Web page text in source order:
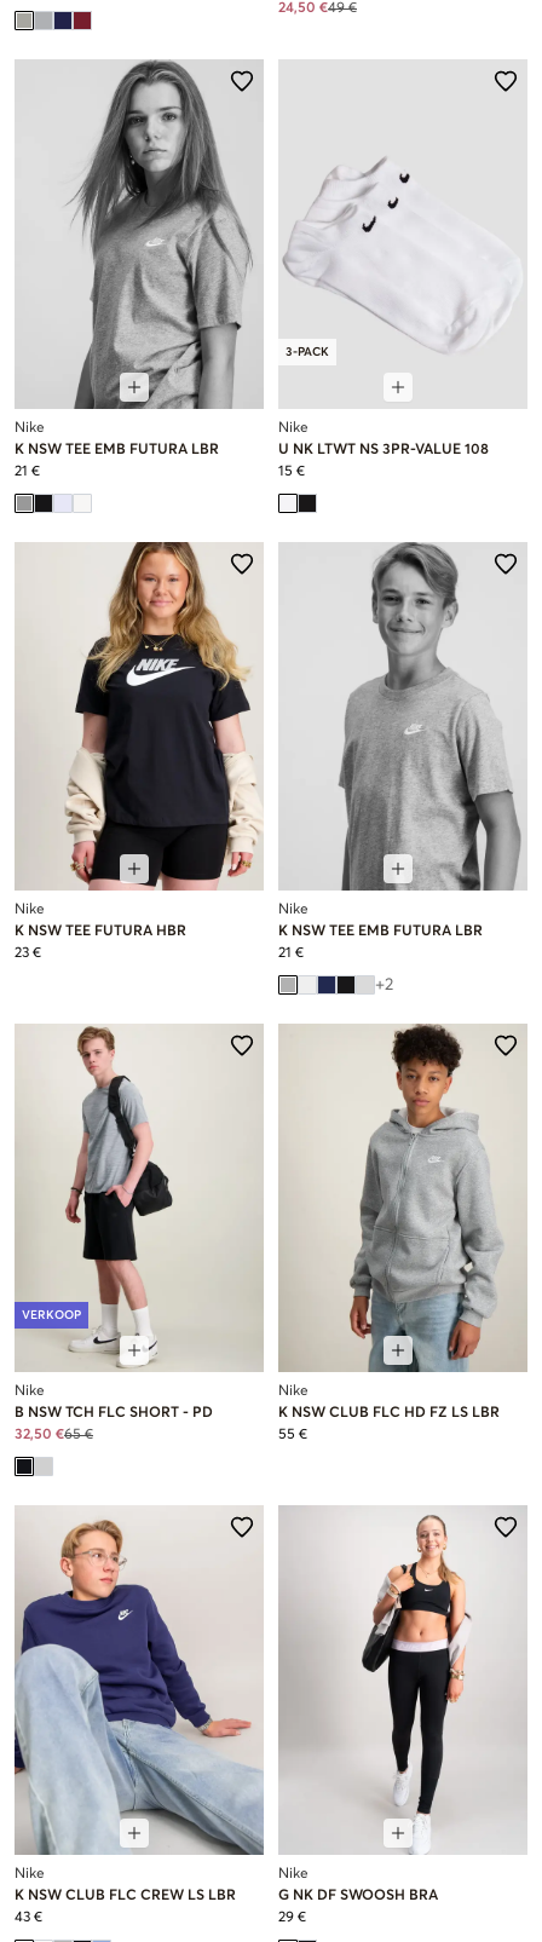
24,50 €49 €
Nike
K NSW TEE EMB FUTURA LBR
21 €
3-PACK
Nike
U NK LTWT NS 3PR-VALUE 108
15 €
Nike
K NSW TEE FUTURA HBR
23 €
Nike
K NSW TEE EMB FUTURA LBR
21 €
+2
VERKOOP
Nike
B NSW TCH FLC SHORT - PD
32,50 €65 €
Nike
K NSW CLUB FLC HD FZ LS LBR
55 €
Nike
K NSW CLUB FLC CREW LS LBR
43 €
Nike
G NK DF SWOOSH BRA
29 €